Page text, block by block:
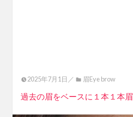
2025年7月1日／ 眉Eye brow
過去の眉をベースに１本１本眉